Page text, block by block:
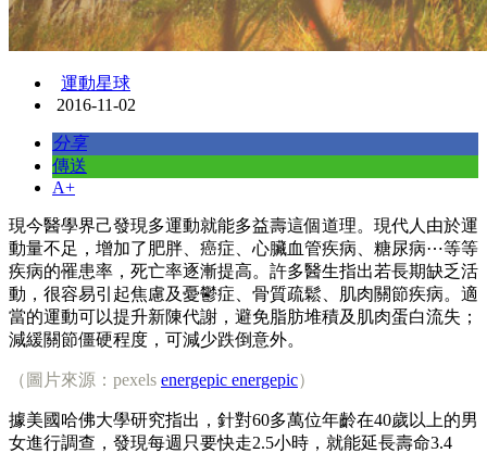
運動星球
2016-11-02
分享
傳送
A+
現今醫學界己發現多運動就能多益壽這個道理。現代人由於運
動量不足，增加了肥胖、癌症、心臟血管疾病、糖尿病⋯等等
疾病的罹患率，死亡率逐漸提高。許多醫生指出若長期缺乏活
動，很容易引起焦慮及憂鬱症、骨質疏鬆、肌肉關節疾病。適
當的運動可以提升新陳代謝，避免脂肪堆積及肌肉蛋白流失；
減緩關節僵硬程度，可減少跌倒意外。
（圖片來源：pexels energepic energepic）
據美國哈佛大學研究指出，針對60多萬位年齡在40歲以上的男
女進行調查，發現每週只要快走2.5小時，就能延長壽命3.4